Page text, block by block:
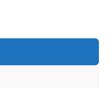
Tuulispää